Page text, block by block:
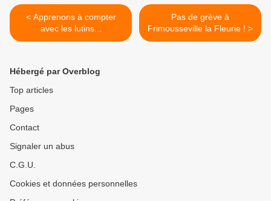
< Apprenons à compter
avec les lutins...
Pas de grève à
Frimousseville la Fleurie ! >
Hébergé par Overblog
Top articles
Pages
Contact
Signaler un abus
C.G.U.
Cookies et données personnelles